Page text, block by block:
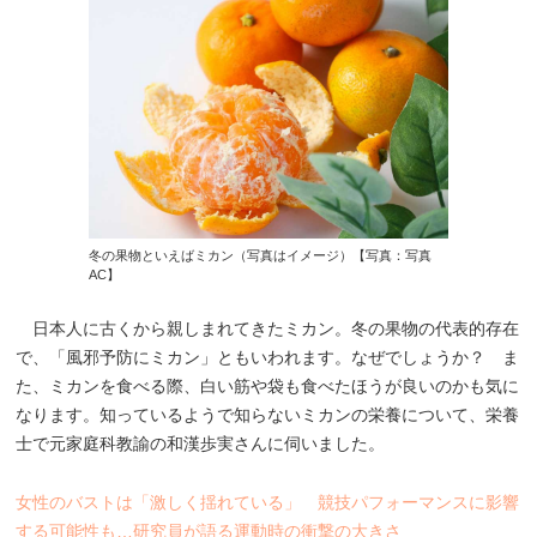
冬の果物といえばミカン（写真はイメージ）【写真：写真
AC】
日本人に古くから親しまれてきたミカン。冬の果物の代表的存在
で、「風邪予防にミカン」ともいわれます。なぜでしょうか？ ま
た、ミカンを食べる際、白い筋や袋も食べたほうが良いのかも気に
なります。知っているようで知らないミカンの栄養について、栄養
士で元家庭科教諭の和漢歩実さんに伺いました。
女性のバストは「激しく揺れている」 競技パフォーマンスに影響
する可能性も…研究員が語る運動時の衝撃の大きさ